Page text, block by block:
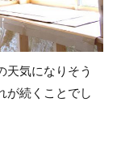
天気になりそう
が続くことでし